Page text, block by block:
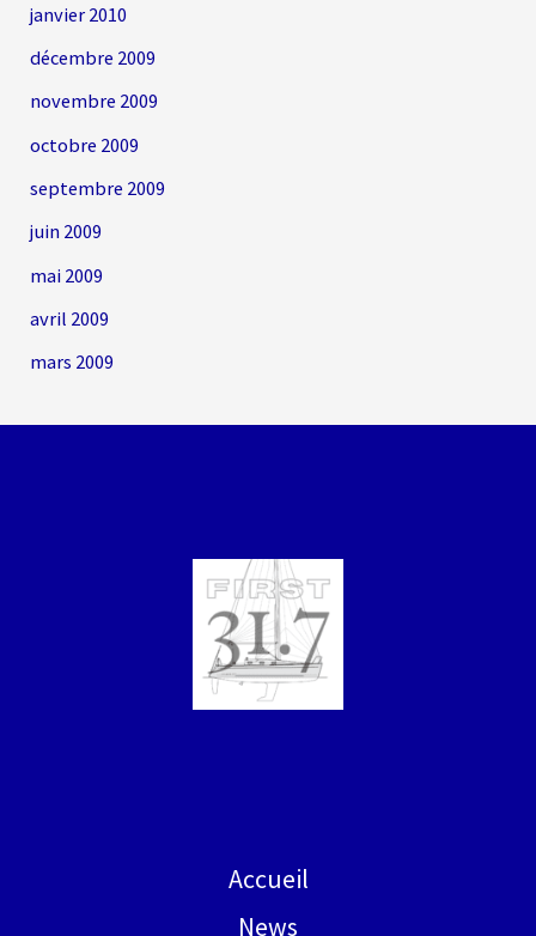
janvier 2010
décembre 2009
novembre 2009
octobre 2009
septembre 2009
juin 2009
mai 2009
avril 2009
mars 2009
Accueil
News